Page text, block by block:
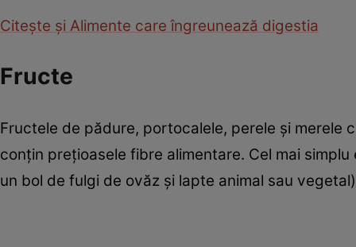
Citește și Alimente care îngreunează digestia
Fructe
Fructele de pădure, portocalele, perele și
conțin prețioasele fibre alimentare. Cel mai
un bol de fulgi de ovăz și lapte animal sau